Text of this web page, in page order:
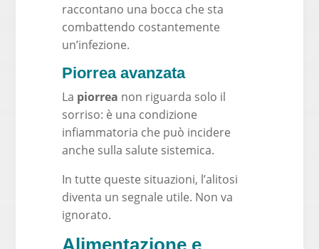
raccontano una bocca che sta
combattendo costantemente
un’infezione.
Piorrea avanzata
La piorrea non riguarda solo il
sorriso: è una condizione
infiammatoria che può incidere
anche sulla salute sistemica.
In tutte queste situazioni, l’alitosi
diventa un segnale utile. Non va
ignorato.
Alimentazione e